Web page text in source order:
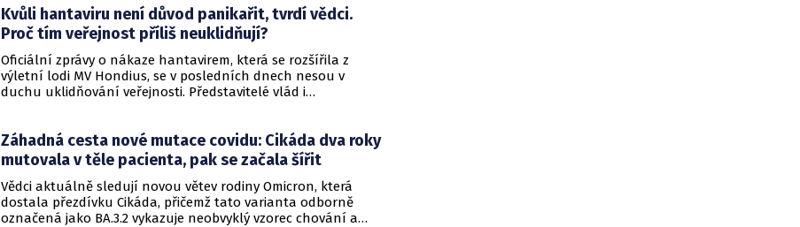
Kvůli hantaviru není důvod panikařit, tvrdí vědci.
Proč tím veřejnost příliš neuklidňují?
Oficiální zprávy o nákaze hantavirem, která se rozšířila z
výletní lodi MV Hondius, se v posledních dnech nesou v
duchu uklidňování veřejnosti. Představitelé vlád i
však podle CNN varují, že příliš sebevědomá rétorika, kterou
označují za úmyslné šíření klidu, může mít opačný účinek a
prohloubit úzkost ve společnosti, která má stále v živé paměti
pandemii covidu-19.
Záhadná cesta nové mutace covidu: Cikáda dva roky
mutovala v těle pacienta, pak se začala šířit
Vědci aktuálně sledují novou větev rodiny Omicron, která
dostala přezdívku Cikáda, přičemž tato varianta odborně
označená jako BA.3.2 vykazuje neobvyklý vzorec chování a